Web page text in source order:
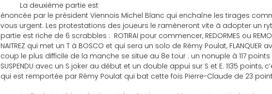
	La deuxième partie est
énoncée par le président Viennois Michel Blanc qui enchaîne les tirages
vous urgent. Les protestations des joueurs le ramèneront vite à adopter un
partie est riche de 6 scrabbles :  ROTIRAI pour commencer, REDORMES ou
NAITREZ qui met un T à BOSCO et qui sera un solo de Rémy Poulat, FLANQUER
coup le plus difficile de la manche se situe au 8e tour : un nonuple à 117
SUSPENDU avec un S joker au début et un double appui sur S et E. 1135 points,
qui est remportée par Rémy Poulat qui bat cette fois Pierre-Claude de 23